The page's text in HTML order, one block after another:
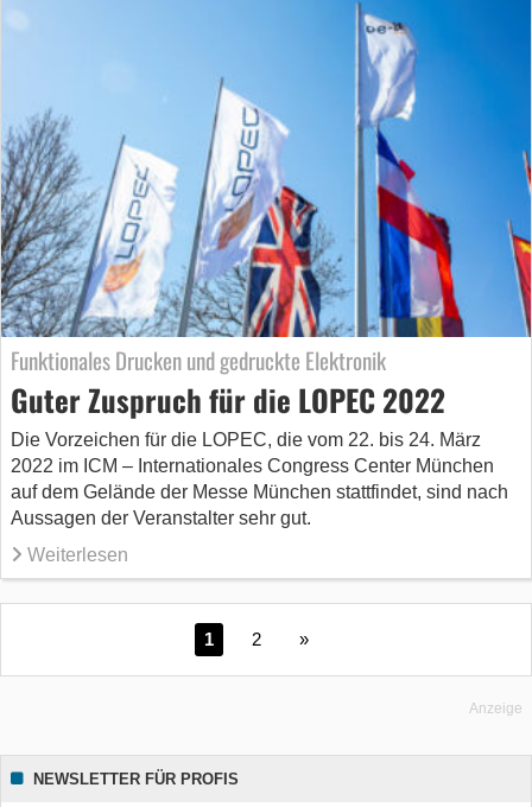
Funktionales Drucken und gedruckte Elektronik
Guter Zuspruch für die LOPEC 2022
Die Vorzeichen für die LOPEC, die vom 22. bis 24. März
2022 im ICM – Internationales Congress Center München
auf dem Gelände der Messe München stattfindet, sind nach
Aussagen der Veranstalter sehr gut.
Weiterlesen
1 2 »
Anzeige
NEWSLETTER FÜR PROFIS